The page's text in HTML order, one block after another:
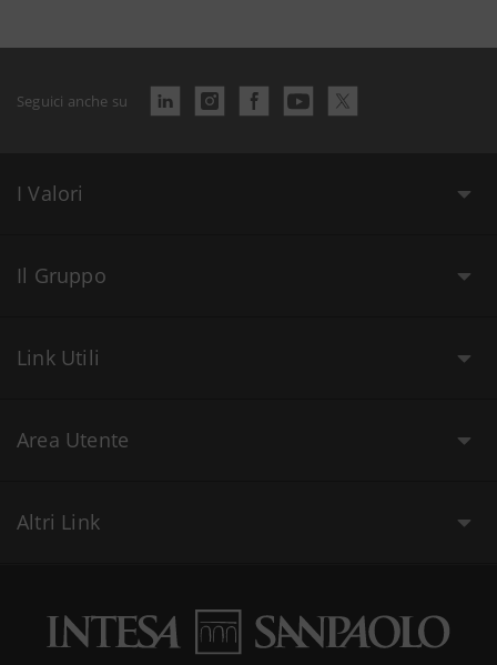
Seguici anche su
I Valori
Il Gruppo
Link Utili
Area Utente
Altri Link